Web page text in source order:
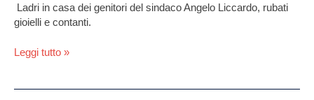
Ladri in casa dei genitori del sindaco Angelo Liccardo, rubati
gioielli e contanti.
Leggi tutto »